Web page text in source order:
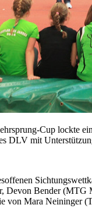
Cup lockte
DLV mit
Devon Bender
von Mara Neininger